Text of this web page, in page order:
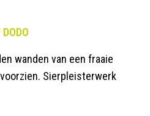
wanden van een fraaie
Sierpleisterwerk